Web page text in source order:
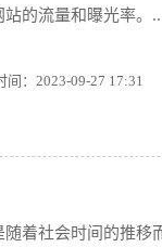
的流量和曝光率。
：2023-09-27 17:31
着社会时间的推移